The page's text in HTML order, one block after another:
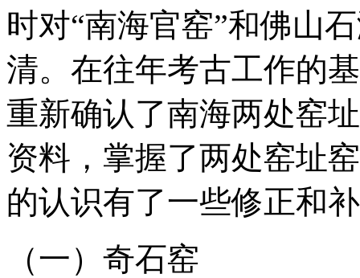
时对“南海官窑”和佛山
清。在往年考古工作的
重新确认了南海两处窑
资料，掌握了两处窑址
的认识有了一些修正和
（一）奇石窑